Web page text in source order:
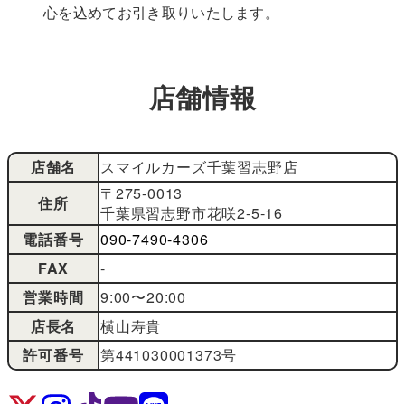
心を込めてお引き取りいたします。
店舗情報
店舗名
スマイルカーズ千葉習志野店
住所
〒275-0013
千葉県習志野市花咲2-5-16
電話番号
090-7490-4306
FAX
-
営業時間
9:00〜20:00
店長名
横山寿貴
許可番号
第441030001373号